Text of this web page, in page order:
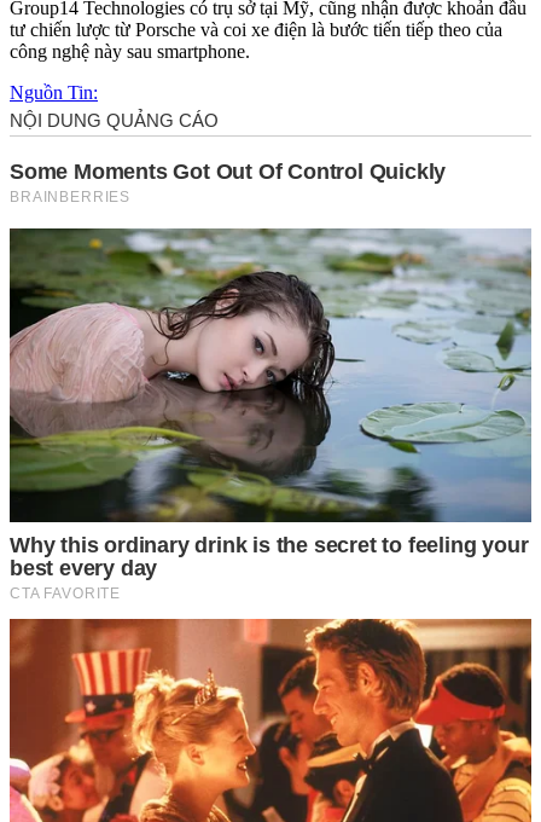
Group14 Technologies có trụ sở tại Mỹ, cũng nhận được khoản đầu
tư chiến lược từ Porsche và coi xe điện là bước tiến tiếp theo của
công nghệ này sau smartphone.
Nguồn Tin: